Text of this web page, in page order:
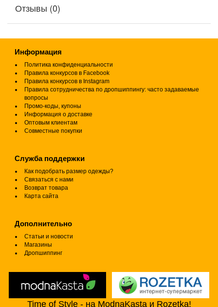
Отзывы (0)
Информация
Политика конфиденциальности
Правила конкурсов в Facebook
Правила конкурсов в Instagram
Правила сотрудничества по дропшиппингу: часто задаваемые
вопросы
Промо-коды, купоны
Информация о доставке
Оптовым клиентам
Совместные покупки
Служба поддержки
Как подобрать размер одежды?
Связаться с нами
Возврат товара
Карта сайта
Дополнительно
Статьи и новости
Магазины
Дропшиппинг
Time of Style - на ModnaKasta и Rozetka!